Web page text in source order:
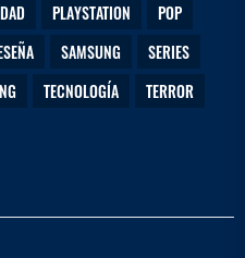
PLAYSTATION
POP
SAMSUNG
SERIES
TECNOLOGÍA
TERROR